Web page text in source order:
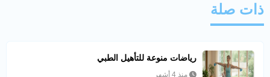
ذات صلة
رياضات منوعة للتأهيل الطبي
منذ 4 أشهر